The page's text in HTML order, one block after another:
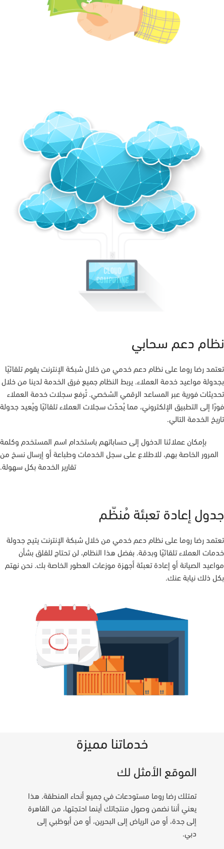
نظام دعم سحابي
تعتمد رضا روما على نظام دعم خدمي من خلال شبكة الإنترنت يقوم تلقائيًا
بجدولة مواعيد خدمة العملاء. يربط النظام جميع فرق الخدمة لدينا من خلال
تحديثات فورية عبر المساعد الرقمي الشخصي. تُرفع سجلات خدمة العملاء
فورًا إلى التطبيق الإلكتروني، مما يُحدّث سجلات العملاء تلقائيًا ويُعيد جدولة
تاريخ الخدمة التالي.
بإمكان عملائنا الدخول إلى حساباتهم باستخدام اسم المستخدم وكلمة
المرور الخاصة بهم، للاطلاع على سجل الخدمات وطباعة أو إرسال نسخ من
تقارير الخدمة بكل سهولة.
جدول إعادة تعبئة مُنظّم
تعتمد رضا روما على نظام دعم خدمي من خلال شبكة الإنترنت يتيح جدولة
خدمات العملاء تلقائيًا وبدقة. بفضل هذا النظام، لن تحتاج للقلق بشأن
مواعيد الصيانة أو إعادة تعبئة أجهزة موزعات العطور الخاصة بك. نحن نهتم
بكل ذلك نيابة عنك.
خدماتنا مميزة
الموقع الأمثل لك
تمتلك رضا روما مستودعات في جميع أنحاء المنطقة. هذا
يعني أننا نضمن وصول منتجاتك أينما احتجتها، من القاهرة
إلى جدة، أو من الرياض إلى البحرين، أو من أبوظبي إلى
دبي.